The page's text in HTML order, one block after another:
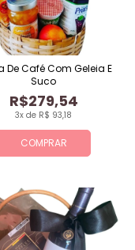
COMPRAR
3x de R$ 93,18
R$279,54
De Café Com Geleia E
Suco